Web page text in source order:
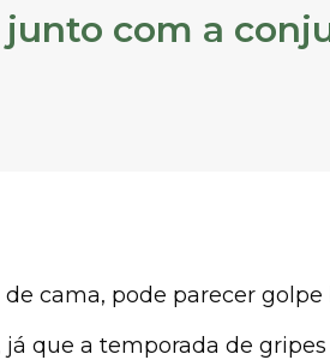
junto com a
cama, pode parecer golpe
que a temporada de